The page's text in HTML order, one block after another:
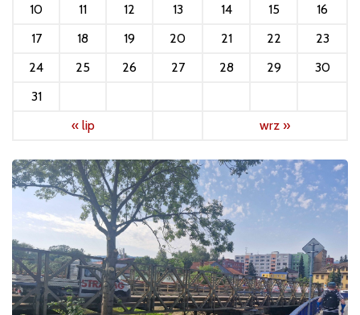
10
11 12 13 14 15
16
17
18 19 20 21 22
23
24
25 26 27 28 29
30
31
« lip
wrz »